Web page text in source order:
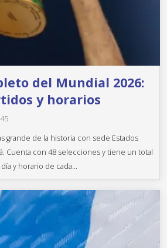
del Mundial 2026:
y horarios
grande de la historia con sede Estados
Cuenta con 48 selecciones y tiene un total
y horario de cada...